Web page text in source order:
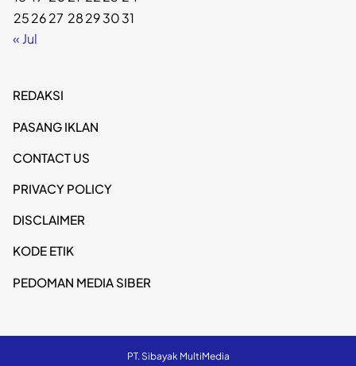
252627 28293031
« Jul
REDAKSI
PASANG IKLAN
CONTACT US
PRIVACY POLICY
DISCLAIMER
KODE ETIK
PEDOMAN MEDIA SIBER
PT. Sibayak MultiMedia